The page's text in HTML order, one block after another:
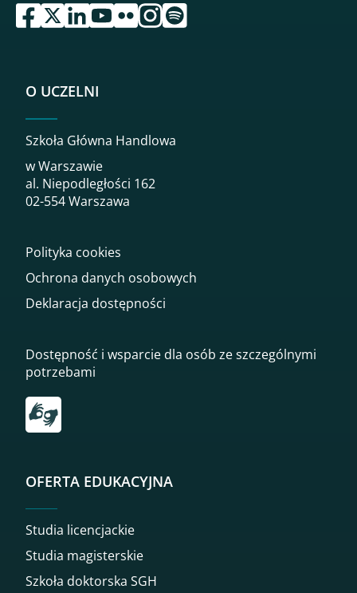
przejdź do serwisu facebook sgh
przejdź do serwisu twitter sgh
przejdź do serwisu linkedin sgh
przejdź do serwisu youtube sgh
przejdź do serwisu flickr sgh
przejdź do serwisu instagram sgh
przejdź do serwisu spotify sgh
O UCZELNI
Szkoła Główna Handlowa
w Warszawie
al. Niepodległości 162
02-554 Warszawa
Polityka cookies
Ochrona danych osobowych
Deklaracja dostępności
Dostępność i wsparcie dla osób ze szczególnymi
potrzebami
Przekierowanie do tłumacza on-line języka migowego
OFERTA EDUKACYJNA
Studia licencjackie
Studia magisterskie
Szkoła doktorska SGH